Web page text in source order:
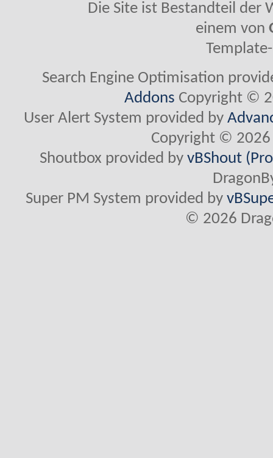
Die Site ist Bestandteil der
einem von
Search Engine Optimisation
Addons Copyright ©
User Alert System provided by
Copyright © 2026
Shoutbox provided byvBShout
Super PM System provided by
© 2026